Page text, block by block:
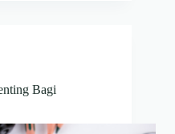
Bagi